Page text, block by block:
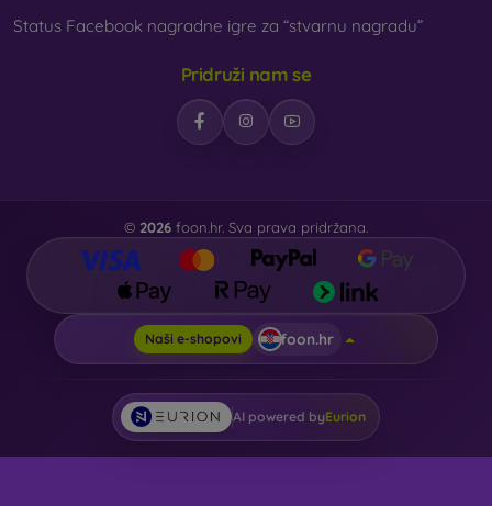
Status Facebook nagradne igre za “stvarnu nagradu”
Pridruži nam se
© 2026 foon.hr. Sva prava pridržana.
Naši e-shopovi foon.hr
AI powered byEurion